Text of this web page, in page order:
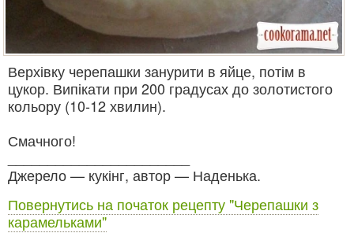
Верхівку черепашки занурити в яйце, потім в
цукор. Випікати при 200 градусах до золотистого
кольору (10-12 хвилин).
Смачного!
Джерело — кукінг, автор — Наденька.
Повернутись на початок рецепту "Черепашки з
карамельками"